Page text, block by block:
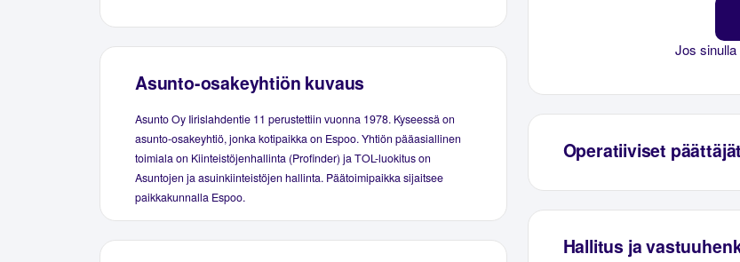
Asunto-osakeyhtiön kuvaus
Asunto Oy Iirislahdentie 11 perustettiin vuonna 1978. Kyseessä on
asunto-osakeyhtiö, jonka kotipaikka on Espoo. Yhtiön pääasiallinen
toimiala on Kiinteistöjenhallinta (Profinder) ja TOL-luokitus on
Asuntojen ja asuinkiinteistöjen hallinta. Päätoimipaikka sijaitsee
paikkakunnalla Espoo.
Jos
Operatiiviset
Hallitus ja